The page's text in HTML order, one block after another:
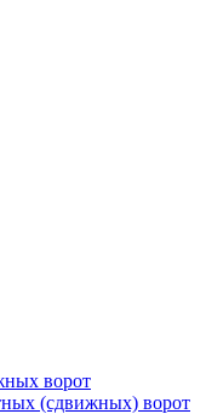
ворот
(сдвижных) ворот